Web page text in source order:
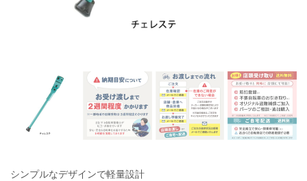
シンプルなデザインで軽量設計